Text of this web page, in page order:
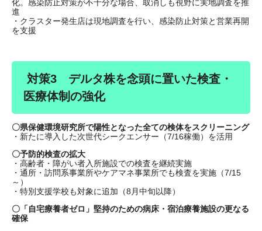
化。感染防止対策が不十分な場合、取消しも視野に実地調査を推
進
・クラスター発生店は現地調査を行い、感染防止対策と営業再開
を支援
対策3 デルタ株を念頭に置いた検査・
医療体制の強化
〇県保健環境研究所で陽性となった全ての検体をスクリーニング
・新たに導入した次世代シークエンサー（7/16稼働）を活用
〇予防的検査の拡大
・高齢者・障がい者入所施設での検査を継続実施
・通所・訪問系事業所やケアマネ事業所でも検査を実施（7/15
～）
・特別支援学校も対象に追加（8月中旬以降）
〇「自宅療養者ゼロ」堅持のための病床・宿泊療養施設の更なる
確保